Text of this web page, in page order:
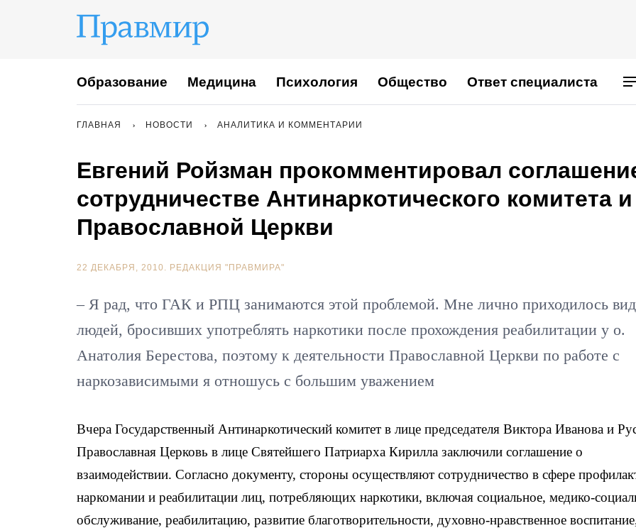
Образование Медицина Психология Общество Ответ специалиста
ГЛАВНАЯ НОВОСТИ АНАЛИТИКА И КОММЕНТАРИИ
Евгений Ройзман прокомментировал
сотрудничестве Антинаркотического комитета и
Православной Церкви
22 ДЕКАБРЯ, 2010. РЕДАКЦИЯ "ПРАВМИРА"
– Я рад, что ГАК и РПЦ занимаются этой проблемой. Мне лично приходилось
людей, бросивших употреблять наркотики после прохождения реабилитации у о.
Анатолия Берестова, поэтому к деятельности Православной Церкви по работе с
наркозависимыми я отношусь с большим уважением
Вчера Государственный Антинаркотический комитет в лице председателя Виктора Иванова и
Православная Церковь в лице Святейшего Патриарха Кирилла заключили соглашение о
взаимодействии. Согласно документу, стороны осуществляют сотрудничество в сфере
наркомании и реабилитации лиц, потребляющих наркотики, включая социальное, медико-
обслуживание, реабилитацию, развитие благотворительности, духовно-нравственное